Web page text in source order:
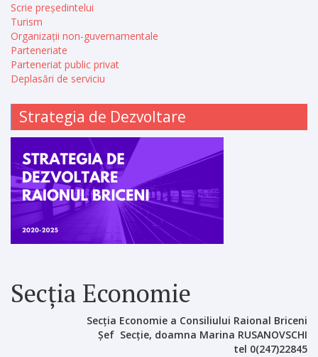
Scrie președintelui
Turism
Organizații non-guvernamentale
Parteneriate
Parteneriat public privat
Deplasări de serviciu
Strategia de Dezvoltare
Secția Economie
Secția Economie a Consiliului Raional Briceni
Șef Secție, doamna Marina RUSANOVSCHI
tel 0(247)22845